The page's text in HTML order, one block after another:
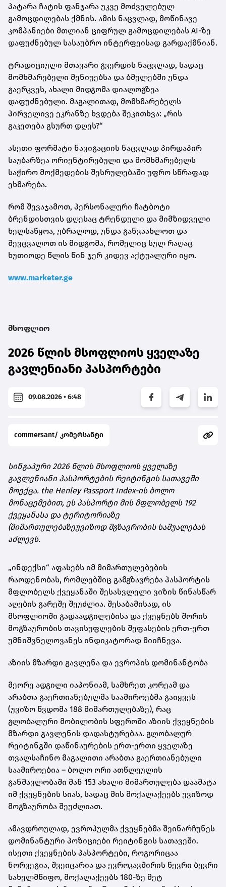
პატარა ჩატის ფანჯარა უკვე მოძველებულ
გამოცდილებას ქმნის. ამის ნაცვლად, მოწინავე
კომპანიები მთლიან ციფრულ გამოცდილებას AI-ზე
დაფუძნებულ სასაუბრო ინტერფეისად გარდაქმნიან.
ტრადიციული მთავარი გვერდის ნაცვლად, სადაც
მომხმარებელი მენიუებსა და ბმულებში უნდა
გაერკვეს, ახალი მიდგომა დიალოგზეა
დაფუძნებული. მაგალითად, მომხმარებელს
პირველივე ეკრანზე ხვდება შეკითხვა: „რის
გაკეთება გსურთ დღეს?“
ასეთი ფორმატი ნავიგაციის ნაცვლად პირდაპირ
საუბარზეა ორიენტირებული და მომხმარებელს
საჭირო მოქმედების შესრულებაში უფრო სწრაფად
ეხმარება.
რომ შევაჯამოთ, პერსონალური ჩატბოტი
ბრენდისთვის დღესაც ტრენდული და მიმზიდველი
ხელსაწყოა, უბრალოდ, უნდა განვაახლოთ და
შევცვალოთ ის მიდგომა, რომელიც სულ რაღაც
ხუთიოდე წლის წინ ჯერ კიდევ აქტუალური იყო.
www.marketer.ge
მსოფლიო
2026 წლის მსოფლიოს ყველაზე
გავლენიანი პასპორტები
09.08.2026 • 6:48
commersant/ კომერსანტი
სინგაპური 2026 წლის მსოფლიოს ყველაზე
გავლენიანი პასპორტების რეიტინგის სათავეში
მოექცა. the Henley Passport Index-ის ბოლო
მონაცემებით, ეს პასპორტი მის მფლობელს 192
ქვეყანასა და ტერიტორიაზე
(მიმართულებაზეუვიზოდ მგზავრობის საშუალებას
აძლევს.
„ინდექსი“ აფასებს იმ მიმართულებების
რაოდენობას, რომლებშიც გამგზავრება პასპორტის
მფლობელს ქვეყანაში შესასვლელი ვიზის წინასწარ
აღების გარეშე შეუძლია. შესაბამისად, ის
მსოფლიოში გადაადგილებისა და ქვეყნებს შორის
მოგზაურობის თავისუფლების შეფასების ერთ-ერთ
უმნიშვნელოვანეს ინდიკატორად მიიჩნევა.
აზიის მზარდი გავლენა და ევროპის დომინანტობა
მეორე ადგილი იაპონიამ, სამხრეთ კორეამ და
არაბთა გაერთიანებულმა საამიროებმა გაიყვეს
(უვიზო წვდომა 188 მიმართულებაზე), რაც
გლობალური მობილობის სფეროში აზიის ქვეყნების
მზარდი გავლენის დადასტურებაა. გლობალურ
რეიტინგში დაწინაურების ერთ-ერთი ყველაზე
თვალსაჩინო მაგალითი არაბთა გაერთიანებული
საამიროებია – ბოლო ორი ათწლეულის
განმავლობაში მან 153 ახალი მიმართულება დაამატა
იმ ქვეყნების სიას, სადაც მის მოქალაქეებს უვიზოდ
მოგზაურობა შეუძლიათ.
ამავდროულად, ევროპულმა ქვეყნებმა შეინარჩუნეს
დომინანტური პოზიციები რეიტინგის სათავეში.
ისეთი ქვეყნების პასპორტები, როგორიცაა
ნორვეგია, შვეიცარია და ევროკავშირის წევრი ბევრი
სახელმწიფო, მოქალაქეებს 180-ზე მეტ